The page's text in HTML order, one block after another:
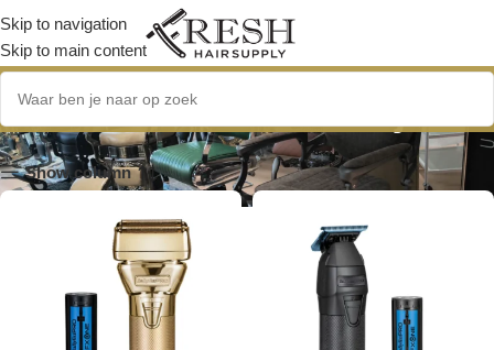
Skip to navigation
Skip to main content
verwisselbare batterij
Show column